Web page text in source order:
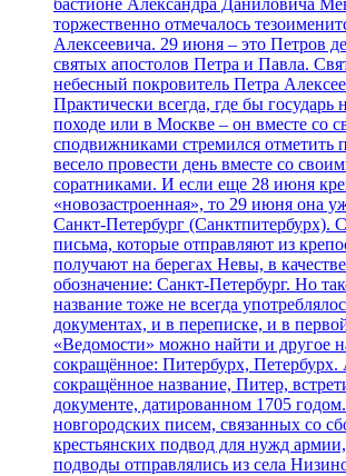
бастионе Александра Даниловича
торжественно отмечалось
Алексеевича. 29 июня – это Петров
святых апостолов Петра и Павла.
небесный покровитель Петра
Практически всегда, где бы государь
походе или в Москве – он вместе со
сподвижниками стремился отметить
весело провести день вместе со
соратниками. И если еще 28 июня
«новозастроенная», то 29 июня она
Санкт-Петербург (Санктпитербурх).
письма, которые отправляют из
получают на берегах Невы, в
обозначение: Санкт-Петербург. Но
название тоже не всегда
документах, и в переписке, и в
«Ведомости» можно найти и другое
сокращённое: Питербурх, Петербурх.
сокращённое название, Питер,
документе, датированном 1705
новгородских писем, связанных со
крестьянских подвод для нужд
подводы отправлялись из села